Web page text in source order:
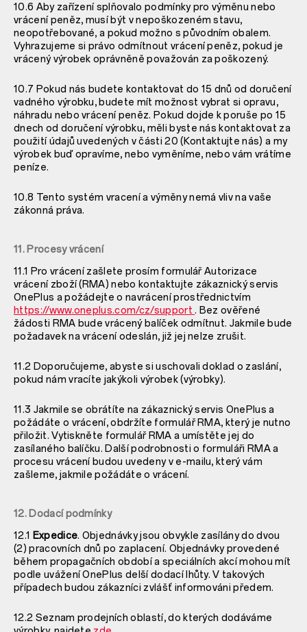
10.6 Aby zařízení splňovalo podmínky pro výměnu nebo
vrácení peněz, musí být v nepoškozeném stavu,
neopotřebované, a pokud možno s původním obalem.
Vyhrazujeme si právo odmítnout vrácení peněz, pokud je
vrácený výrobek oprávněně považován za poškozený.
10.7 Pokud nás budete kontaktovat do 15 dnů od doručení
vadného výrobku, budete mít možnost vybrat si opravu,
náhradu nebo vrácení peněz. Pokud dojde k poruše po 15
dnech od doručení výrobku, měli byste nás kontaktovat za
použití údajů uvedených v části 20 (Kontaktujte nás) a my
výrobek buď opravíme, nebo vyměníme, nebo vám vrátíme
peníze.
10.8 Tento systém vracení a výměny nemá vliv na vaše
zákonná práva.
11. Procesy vrácení
11.1 Pro vrácení zašlete prosím formulář Autorizace
vrácení zboží (RMA) nebo kontaktujte zákaznický servis
OnePlus a požádejte o navrácení prostřednictvím
https://www.oneplus.com/cz/support. Bez ověřené
žádosti RMA bude vrácený balíček odmítnut. Jakmile bude
požadavek na vrácení odeslán, již jej nelze zrušit.
11.2 Doporučujeme, abyste si uschovali doklad o zaslání,
pokud nám vracíte jakýkoli výrobek (výrobky).
11.3 Jakmile se obrátíte na zákaznický servis OnePlus a
požádáte o vrácení, obdržíte formulář RMA, který je nutno
přiložit. Vytiskněte formulář RMA a umístěte jej do
zasílaného balíčku. Další podrobnosti o formuláři RMA a
procesu vrácení budou uvedeny v e-mailu, který vám
zašleme, jakmile požádáte o vrácení.
12. Dodací podmínky
12.1 Expedice. Objednávky jsou obvykle zasílány do dvou
(2) pracovních dnů po zaplacení. Objednávky provedené
během propagačních období a speciálních akcí mohou mít
podle uvážení OnePlus delší dodací lhůty. V takových
případech budou zákazníci zvlášť informováni předem.
12.2 Seznam prodejních oblastí, do kterých dodáváme